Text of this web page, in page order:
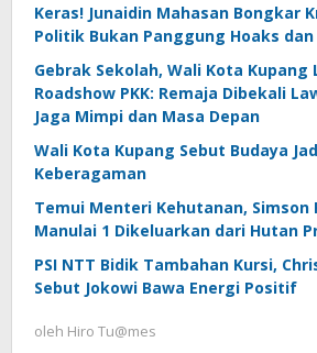
Keras! Junaidin Mahasan Bongkar
Politik Bukan Panggung Hoaks
Gebrak Sekolah, Wali Kota Kupang
Roadshow PKK: Remaja Dibekali
Jaga Mimpi dan Masa Depan
Wali Kota Kupang Sebut Budaya
Keberagaman
Temui Menteri Kehutanan, Simson
Manulai 1 Dikeluarkan dari Hutan
PSI NTT Bidik Tambahan Kursi,
Sebut Jokowi Bawa Energi Positif
oleh Hiro Tu@mes